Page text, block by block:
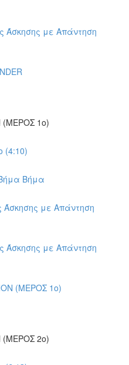
Άσκησης με Απάντηση
(ΜΕΡΟΣ 1ο)
(4:10)
Βήμα
Άσκησης με Απάντηση
Άσκησης με Απάντηση
(ΜΕΡΟΣ 1ο)
(ΜΕΡΟΣ 2ο)